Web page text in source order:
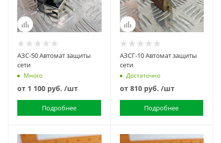
АЗС-50 Автомат защиты
сети
Много
от 1 100 руб. /шт
Подробнее
АЗСГ-10 Автомат защиты
сети
Достаточно
от 810 руб. /шт
Подробнее